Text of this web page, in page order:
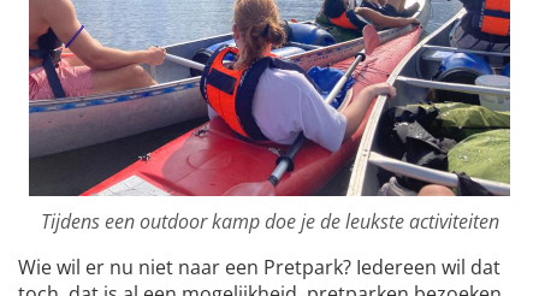
Tijdens een outdoor kamp doe je de leukste activiteiten
Wie wil er nu niet naar een Pretpark? Iedereen wil dat